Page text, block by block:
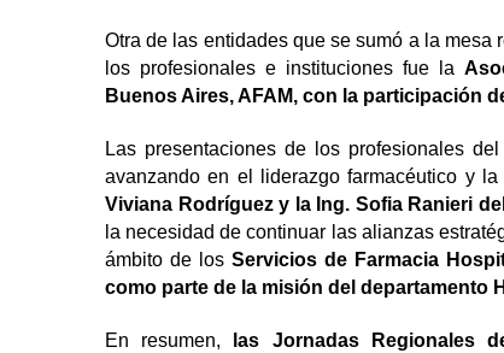
Otra de las entidades que se sumó a la
los profesionales e instituciones fue la
Buenos Aires, AFAM, con la participación
Las presentaciones de los profesionales
avanzando en el liderazgo farmacéutico y
Viviana Rodríguez y la Ing. Sofia Ranieri
la necesidad de continuar las alianzas
ámbito de los Servicios de Farmacia
como parte de la misión del departamento
En resumen, las Jornadas Regionales